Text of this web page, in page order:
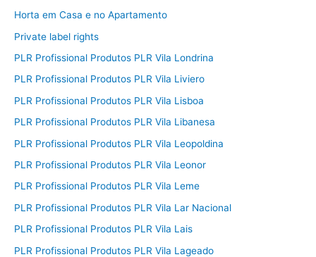
Horta em Casa e no Apartamento
Private label rights
PLR Profissional Produtos PLR Vila Londrina
PLR Profissional Produtos PLR Vila Liviero
PLR Profissional Produtos PLR Vila Lisboa
PLR Profissional Produtos PLR Vila Libanesa
PLR Profissional Produtos PLR Vila Leopoldina
PLR Profissional Produtos PLR Vila Leonor
PLR Profissional Produtos PLR Vila Leme
PLR Profissional Produtos PLR Vila Lar Nacional
PLR Profissional Produtos PLR Vila Lais
PLR Profissional Produtos PLR Vila Lageado